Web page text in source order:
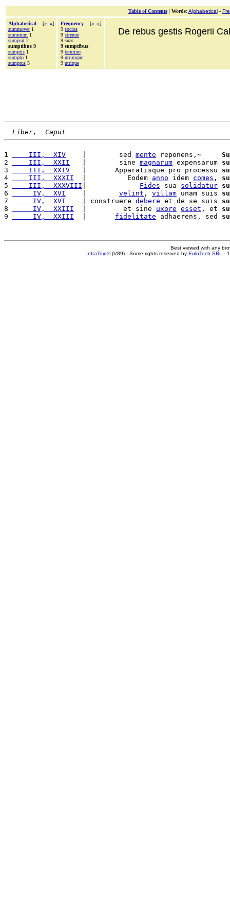
Table of Contents| Words: Alphabetical-
Alphabetical [« »]
summovet 1
summum 1
sumpsit 2
sumptibus 9
sumptis 1
sumpto 1
sumptus 5
Frequency [« »]
9 socios
9 strenue
9 suas
9 sumptibus
9 termino
9 utrimque
9 utrique
De rebus gestis Rogerii
Liber,  Caput
1
    III,  XIV
    |        sed
mente reponens,~
2
    III,  XXII
   |        sine
magnarum expensarum
3
    III,  XXIV
   |       Apparatisque pro processu
4
    III,  XXXII
  |          Eodem
anno idem comes ,
5
    III,  XXXVIII
Fides sua solidatur
6
     IV,  XVI
velint , villam unam suis
7
     IV,  XVI
    | construere
debere et de se suis
8
     IV,  XXIII
  |         et sine
uxore esset , et
9
     IV,  XXIII
fidelitate adhaerens, sed
Best viewed with any
IntraText®(V89) - Some rights reserved by EuloTech SRL -